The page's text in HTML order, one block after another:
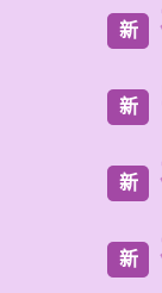
新
新
新
新